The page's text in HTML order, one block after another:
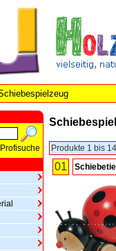
Profisuche Produkte 1 bis
01